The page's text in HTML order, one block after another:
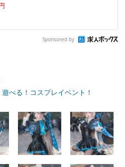
Sponsored by
べる！コスプレイベント！